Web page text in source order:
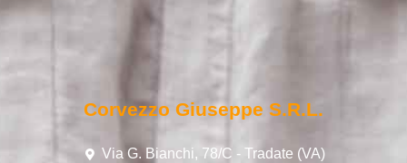
Corvezzo Giuseppe S.r.l.
Via G. Bianchi, 78/C - Tradate (VA)